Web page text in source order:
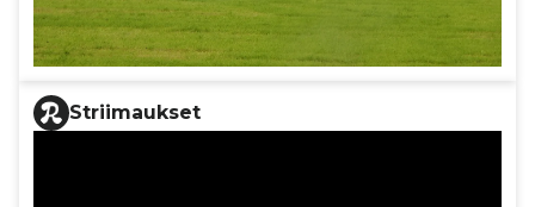
Striimaukset